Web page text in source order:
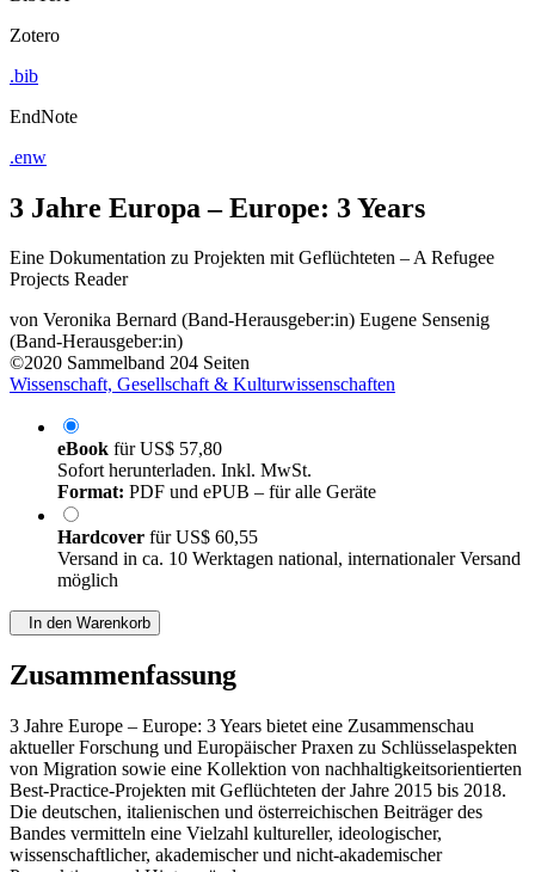
Zotero
.bib
EndNote
.enw
3 Jahre Europa – Europe: 3 Years
Eine Dokumentation zu Projekten mit Geflüchteten – A Refugee
Projects Reader
von Veronika Bernard (Band-Herausgeber:in) Eugene Sensenig
(Band-Herausgeber:in)
©2020 Sammelband 204 Seiten
Wissenschaft, Gesellschaft & Kulturwissenschaften
eBook fürUS$ 57,80
Sofort herunterladen. Inkl. MwSt.
Format: PDF und ePUB – für alle Geräte
Hardcover fürUS$ 60,55
Versand in ca. 10 Werktagen national, internationaler Versand
möglich
In den Warenkorb
Zusammenfassung
3 Jahre Europe – Europe: 3 Years bietet eine Zusammenschau
aktueller Forschung und Europäischer Praxen zu Schlüsselaspekten
von Migration sowie eine Kollektion von nachhaltigkeitsorientierten
Best-Practice-Projekten mit Geflüchteten der Jahre 2015 bis 2018.
Die deutschen, italienischen und österreichischen Beiträger des
Bandes vermitteln eine Vielzahl kultureller, ideologischer,
wissenschaftlicher, akademischer und nicht-akademischer